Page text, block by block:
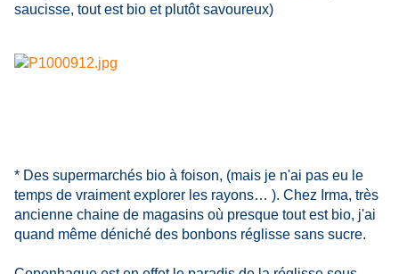
saucisse, tout est bio et plutôt savoureux)
* Des supermarchés bio à foison, (mais je n'ai pas eu le
temps de vraiment explorer les rayons… ). Chez Irma, très
ancienne chaine de magasins où presque tout est bio, j'ai
quand même déniché des bonbons réglisse sans sucre.